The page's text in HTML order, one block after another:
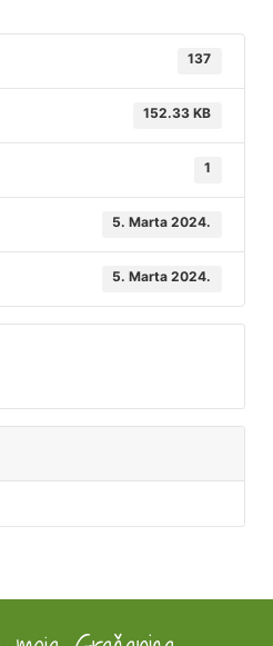
137
152.33 KB
1
5. Marta 2024.
5. Marta 2024.